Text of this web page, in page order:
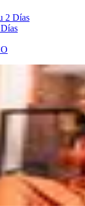
2 Días
sobre el Valle
el Valle Sagrado de
visitarlo
Collatupa
2025-12-02